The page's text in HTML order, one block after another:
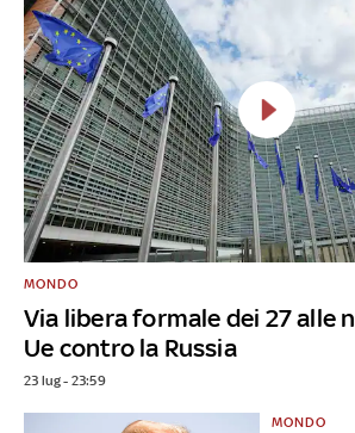
Via libera formale dei 27 alle
Ue contro la Russia
MONDO
23 lug - 23:59
MONDO